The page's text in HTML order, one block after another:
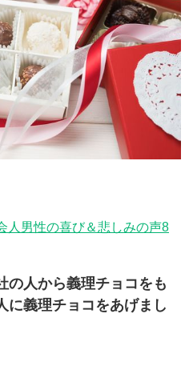
人男性の喜び＆悲しみの声8
の人から義理チョコをも
に義理チョコをあげまし